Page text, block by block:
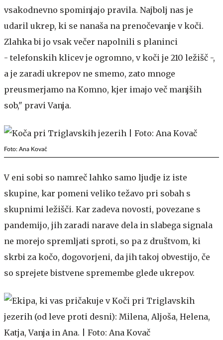
vsakodnevno spominjajo pravila. Najbolj nas je
udaril ukrep, ki se nanaša na prenočevanje v koči.
Zlahka bi jo vsak večer napolnili s planinci
- telefonskih klicev je ogromno, v koči je 210 ležišč -,
a je zaradi ukrepov ne smemo, zato mnoge
preusmerjamo na Komno, kjer imajo več manjših
sob," pravi Vanja.
Foto: Ana Kovač
V eni sobi so namreč lahko samo ljudje iz iste
skupine, kar pomeni veliko težavo pri sobah s
skupnimi ležišči. Kar zadeva novosti, povezane s
pandemijo, jih zaradi narave dela in slabega signala
ne morejo spremljati sproti, so pa z društvom, ki
skrbi za kočo, dogovorjeni, da jih takoj obvestijo, če
so sprejete bistvene spremembe glede ukrepov.